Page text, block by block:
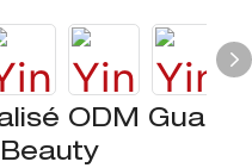
ODM Gua